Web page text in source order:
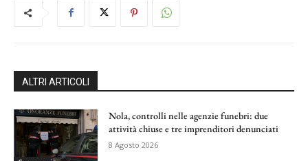
ALTRI ARTICOLI
Nola, controlli nelle agenzie funebri: due
attività chiuse e tre imprenditori denunciati
8 Agosto 2026